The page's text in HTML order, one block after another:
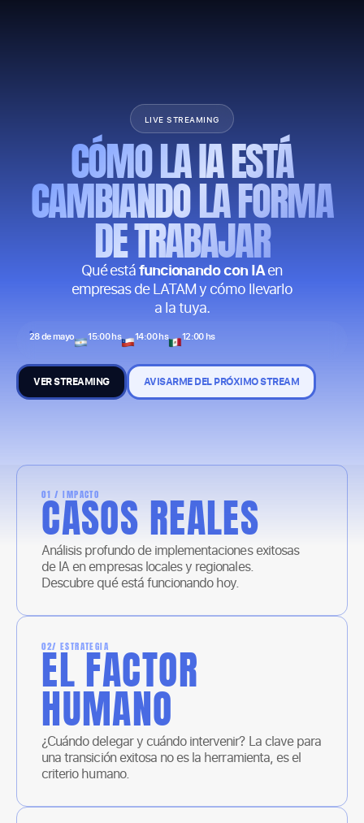
LIVE STREAMING
CÓMO LA IA ESTÁ
CAMBIANDO LA FORMA
DE TRABAJAR
Qué estáfuncionando con IAen
empresas de LATAM y cómo llevarlo
a la tuya.
28 de mayo 15:00 hs 14:00 hs 12:00 hs
VER STREAMING AVISARME DEL PRÓXIMO STREAM
01 / IMPACTO
CASOS REALES
Análisis profundo de implementaciones exitosas
de IA en empresas locales y regionales.
Descubre qué está funcionando hoy.
02/ ESTRATEGIA
EL FACTOR
HUMANO
¿Cuándo delegar y cuándo intervenir? La clave para
una transición exitosa no es la herramienta, es el
criterio humano.